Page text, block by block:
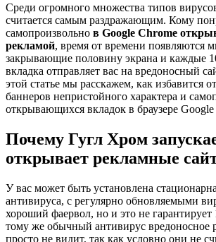
Среди огромного множества типов
считается самым раздражающим. Кому
самопроизвольно в Google Chrome
рекламой, время от времени появляются
закрывающие половину экрана и каждые
вкладка отправляет вас на вредоносный
этой статье мы расскажем, как избавится
баннеров непристойного характера и
открывающихся вкладок в браузере Google
Почему Гугл Хром
открывает рекламные
У вас может быть установлена
антивируса, с регулярно обновляемыми
хороший фаервол, но и это не
тому же обычный антивирус вредоносное
просто не видит, так как условно они не